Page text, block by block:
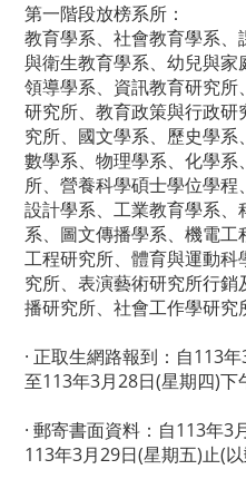
第一階段放榜系所：
教育學系、社會教育學系
與衛生教育學系、幼兒與
領導學系、資訊教育研究
研究所、教育政策與行政
究所、國文學系、歷史學系
數學系、物理學系、化學
所、營養科學碩士學位學程
設計學系、工業教育學系
系、圖文傳播學系、機電
工程研究所、體育與運動
究所、表演藝術研究所行
播研究所、社會工作學研究
· 正取生網路報到：自113
至113年3月28日(星期四)下
· 郵寄書面資料：自113年3
113年3月29日(星期五)止(以